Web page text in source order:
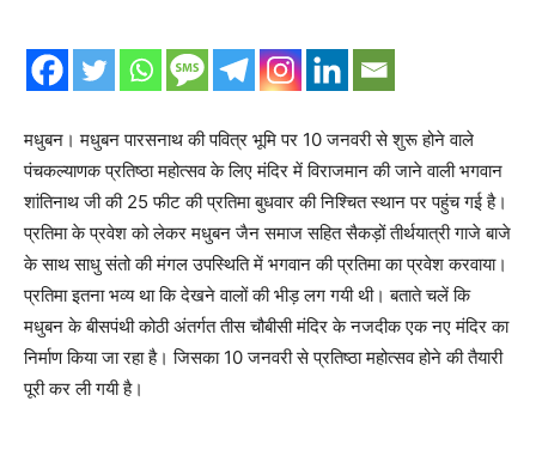
मधुबन। मधुबन पारसनाथ की पवित्र भूमि पर 10 जनवरी से शुरू होने वाले
पंचकल्याणक प्रतिष्ठा महोत्सव के लिए मंदिर में विराजमान की जाने वाली भगवान
शांतिनाथ जी की 25 फीट की प्रतिमा बुधवार की निश्चित स्थान पर पहुंच गई है।
प्रतिमा के प्रवेश को लेकर मधुबन जैन समाज सहित सैकड़ों तीर्थयात्री गाजे बाजे
के साथ साधु संतो की मंगल उपस्थिति में भगवान की प्रतिमा का प्रवेश करवाया।
प्रतिमा इतना भव्य था कि देखने वालों की भीड़ लग गयी थी। बताते चलें कि
मधुबन के बीसपंथी कोठी अंतर्गत तीस चौबीसी मंदिर के नजदीक एक नए मंदिर का
निर्माण किया जा रहा है। जिसका 10 जनवरी से प्रतिष्ठा महोत्सव होने की तैयारी
पूरी कर ली गयी है।